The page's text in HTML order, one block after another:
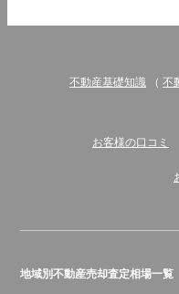
不動産基礎知識 （ 不
お客様の口コミ
地域別不動産売却査定相場一覧